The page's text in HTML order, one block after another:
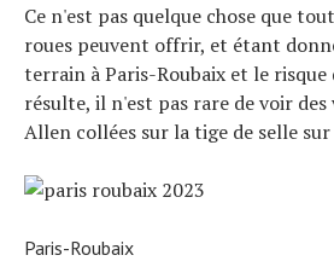
Ce n'est pas quelque chose que
roues peuvent offrir, et étant
terrain à Paris-Roubaix et le risque
résulte, il n'est pas rare de voir des
Allen collées sur la tige de selle
Paris-Roubaix